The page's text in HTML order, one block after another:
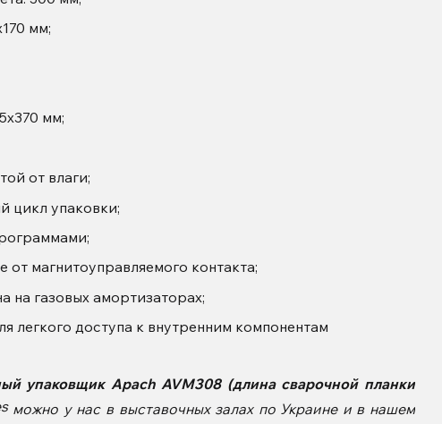
мм;
мм;
от влаги;
цикл упаковки;
от магнитоуправляемого контакта;
на газовых амортизаторах;
легкого доступа к внутренним компонентам
упаковщик Apach AVM308 (длина сварочной планки
можно у нас в выставочных залах по Украине и в нашем